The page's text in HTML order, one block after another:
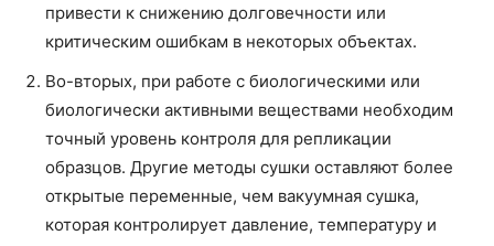
привести к снижению долговечности или
критическим ошибкам в некоторых объектах.
Во-вторых, при работе с биологическими или
биологически активными веществами необходим
точный уровень контроля для репликации
образцов. Другие методы сушки оставляют более
открытые переменные, чем вакуумная сушка,
которая контролирует давление, температуру и